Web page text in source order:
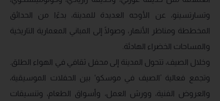
وتسارتسينو، عن الأوجه العديدة للمدينة، بدءًا من الحدائق
المخططة ومناظر الأنهار، وصولًا إلى المباني المعمارية التاريخية
والمساحات الخضراء الهادئة.
وخلال الصيف، تتحول المدينة إلى محفل ثقافي في الهواء الطلق.
وتجمع فعالية ’الصيف في موسكو‘ بين الحفلات الموسيقية،
والعروض الفنية، وورش العمل، وأسواق الطعام، وتنسيقات